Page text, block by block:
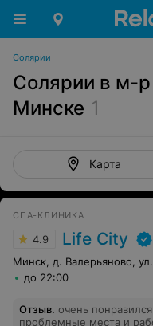
Солярии
Солярии в м-
Минске 1
Карта
СПА-КЛИНИКА
4.9 Life City
Минск, д. Валерьяново,
до 22:00
Отзыв. очень
проблемные места и